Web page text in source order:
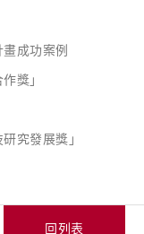
成功案例
獎」
究發展獎」
回列表